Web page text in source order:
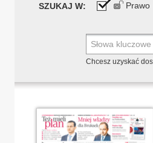
SZUKAJ W: Prawo
Chcesz uzyskać